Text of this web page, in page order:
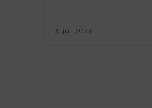
31 juli 2026